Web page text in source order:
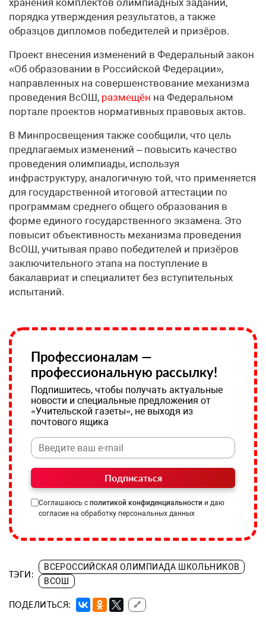
хранения комплектов олимпиадных заданий,
порядка утверждения результатов, а также
образцов дипломов победителей и призёров.
Проект внесения изменений в Федеральный закон
«Об образовании в Российской Федерации»,
направленных на совершенствование механизма
проведения ВсОШ, размещён на Федеральном
портале проектов нормативных правовых актов.
В Минпросвещения также сообщили, что цель
предлагаемых изменений – повысить качество
проведения олимпиады, используя
инфраструктуру, аналогичную той, что применяется
для государственной итоговой аттестации по
программам среднего общего образования в
форме единого государственного экзамена. Это
повысит объективность механизма проведения
ВсОШ, учитывая право победителей и призёров
заключительного этапа на поступление в
бакалавриат и специалитет без вступительных
испытаний.
Профессионалам —
профессиональную рассылку!
Подпишитесь, чтобы получать актуальные
новости и специальные предложения от
«Учительской газеты», не выходя из
почтового ящика
Подписаться
Соглашаюсь с политикой конфиденциальности и даю
согласие на обработку персональных данных
ТЭГИ:
ВСЕРОССИЙСКАЯ ОЛИМПИАДА ШКОЛЬНИКОВ
ВСОШ
ПОДЕЛИТЬСЯ: 🔗